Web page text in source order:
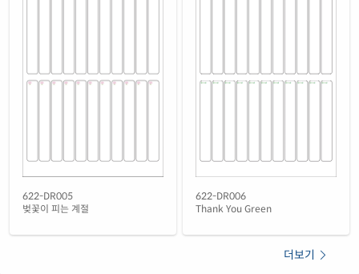
622-DR005
벚꽃이 피는 계절
622-DR006
Thank You Green
더보기